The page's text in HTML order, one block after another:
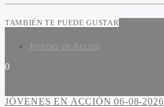
TAMBIÉN TE PUEDE GUSTAR
Jovenes en Accion
0
JÓVENES EN ACCIÓN 06-08-2026